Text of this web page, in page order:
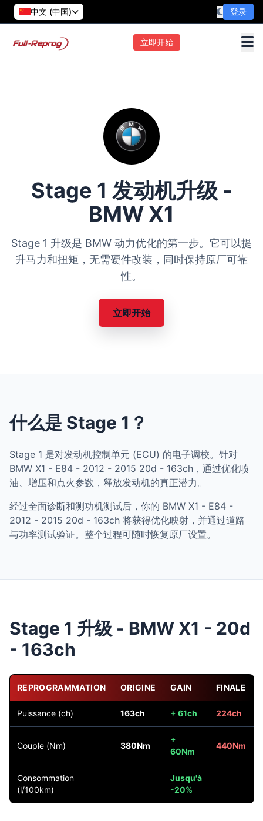
中文 (中国) 登录
立即开始
Stage 1 发动机升级 -
BMW X1
Stage 1 升级是 BMW 动力优化的第一步。它可以提
升马力和扭矩，无需硬件改装，同时保持原厂可靠
性。
立即开始
什么是 Stage 1？
Stage 1 是对发动机控制单元 (ECU) 的电子调校。针对
BMW X1 - E84 - 2012 - 2015 20d - 163ch，通过优化喷
油、增压和点火参数，释放发动机的真正潜力。
经过全面诊断和测功机测试后，你的 BMW X1 - E84 -
2012 - 2015 20d - 163ch 将获得优化映射，并通过道路
与功率测试验证。整个过程可随时恢复原厂设置。
Stage 1 升级 - BMW X1 - 20d
- 163ch
REPROGRAMMATION ORIGINE GAIN FINALE
Puissance (ch) 163ch + 61ch 224ch
Couple (Nm) 380Nm
+
60Nm
440Nm
Consommation
(l/100km)
Jusqu'à
-20%